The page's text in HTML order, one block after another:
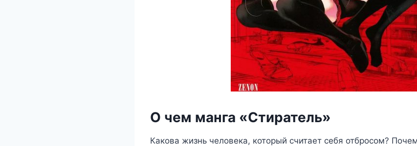
О чем манга «Стиратель»
Какова жизнь человека, который считает себя отбросом?